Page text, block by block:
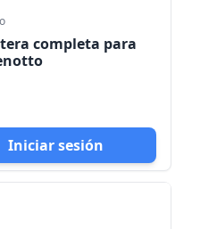
completa para
Iniciar sesión